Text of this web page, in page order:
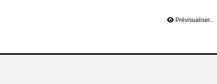
Prévisualiser...